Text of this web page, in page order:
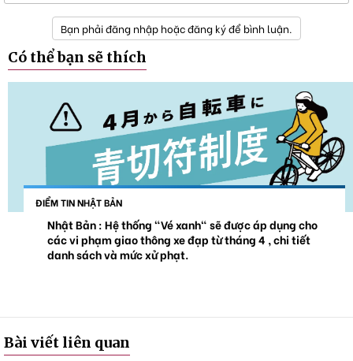
Bạn phải đăng nhập hoặc đăng ký để bình luận.
Có thể bạn sẽ thích
ĐIỂM TIN NHẬT BẢN
Nhật Bản : Hệ thống "Vé xanh" sẽ được áp dụng cho
các vi phạm giao thông xe đạp từ tháng 4 , chi tiết
danh sách và mức xử phạt.
Bài viết liên quan